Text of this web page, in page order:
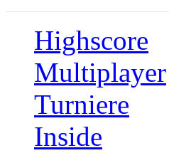
Highscore
Multiplayer
Turniere
Inside